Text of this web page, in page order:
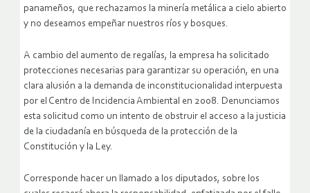
panameños, que rechazamos la minería metálica a cielo abierto
y no deseamos empeñar nuestros ríos y bosques.
A cambio del aumento de regalías, la empresa ha solicitado
protecciones necesarias para garantizar su operación, en una
clara alusión a la demanda de inconstitucionalidad interpuesta
por el Centro de Incidencia Ambiental en 2008. Denunciamos
esta solicitud como un intento de obstruir el acceso a la justicia
de la ciudadanía en búsqueda de la protección de la
Constitución y la Ley.
Corresponde hacer un llamado a los diputados, sobre los